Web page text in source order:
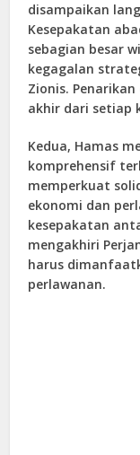
disampaikan
Kesepakatan
sebagian besar
kegagalan
Zionis.
akhir dari setiap
Kedua, Hamas
komprehensif
memperkuat
ekonomi dan
kesepakatan
mengakhiri
harus
perlawanan.